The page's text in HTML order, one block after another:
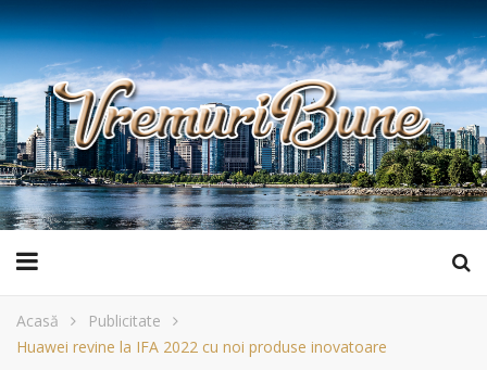
Acasă
Publicitate
Huawei revine la IFA 2022 cu noi produse inovatoare